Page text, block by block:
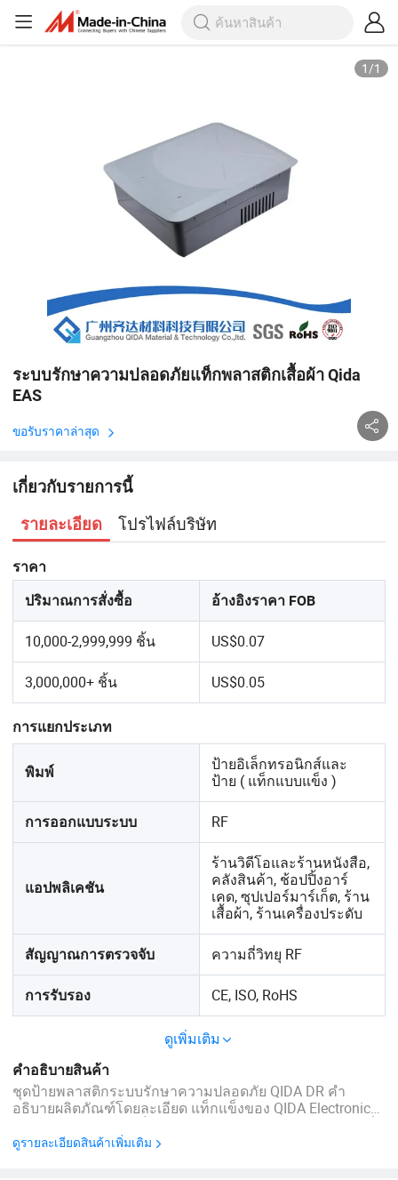
1/1
ระบบรักษาความปลอดภัยแท็กพลาสติกเสื้อผ้า Qida
EAS
ขอรับราคาล่าสุด
เกี่ยวกับรายการนี้
รายละเอียด โปรไฟล์บริษัท
ราคา
ปริมาณการสั่งซื้อ อ้างอิงราคา FOB
10,000-2,999,999 ชิ้น US$0.07
3,000,000+ ชิ้น US$0.05
การแยกประเภท
พิมพ์
ป้ายอิเล็กทรอนิกส์และ
ป้าย ( แท็กแบบแข็ง )
การออกแบบระบบ RF
แอปพลิเคชัน
ร้านวิดีโอและร้านหนังสือ,
คลังสินค้า, ช้อปปิ้งอาร์
เคด, ซุปเปอร์มาร์เก็ต, ร้าน
เสื้อผ้า, ร้านเครื่องประดับ
สัญญาณการตรวจจับ ความถี่วิทยุ RF
การรับรอง CE, ISO, RoHS
ดูเพิ่มเติม
คำอธิบายสินค้า
ชุดป้ายพลาสติกระบบรักษาความปลอดภัย QIDA DR คำ
อธิบายผลิตภัณฑ์โดยละเอียด แท็กแข็งของ QIDA Electronic
หลากหลายสำหรับผลิตภัณฑ์หลากหลายชนิด ...
ดูรายละเอียดสินค้าเพิ่มเติม